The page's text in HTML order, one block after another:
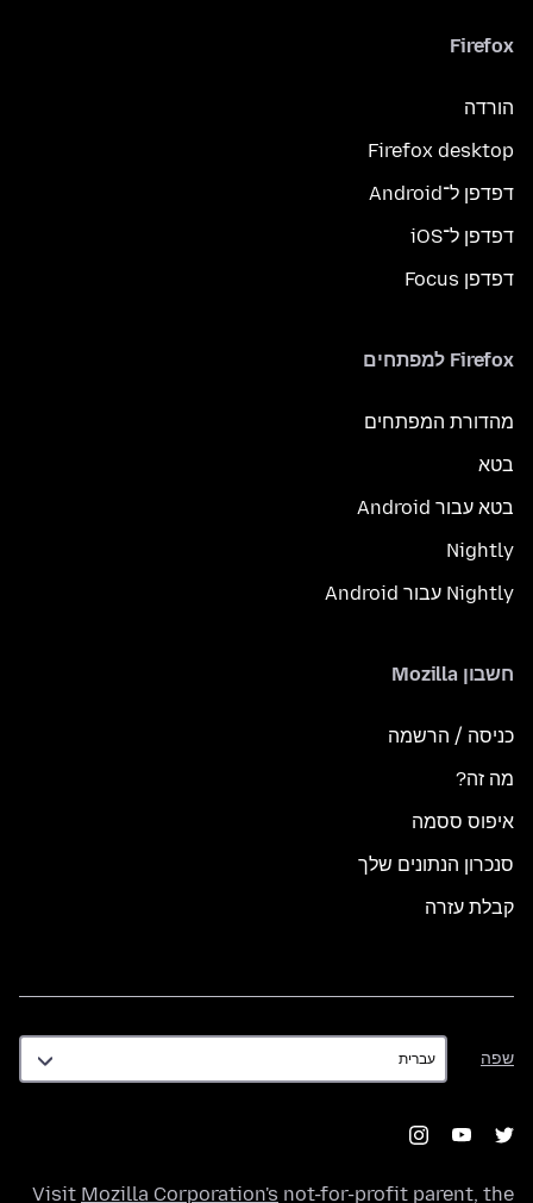
Firefox
הורדה
Firefox desktop
דפדפן ל־Android
דפדפן ל־iOS
דפדפן Focus
Firefox למפתחים
מהדורת המפתחים
בטא
בטא עבור Android
Nightly
Nightly עבור Android
חשבון Mozilla
כניסה / הרשמה
מה זה?
איפוס ססמה
סנכרון הנתונים שלך
קבלת עזרה
שפה
שפה
Visit Mozilla Corporation's not-for-profit parent, the